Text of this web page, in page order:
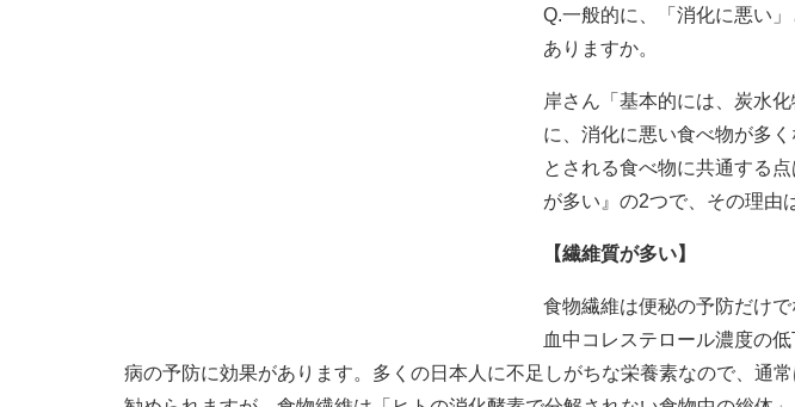
Q.一般的に、「消化に悪い
ありますか。
岸さん「基本的には、炭水
に、消化に悪い食べ物が多
とされる食べ物に共通する
が多い』の2つで、その理由
【繊維質が多い】
食物繊維は便秘の予防だけ
血中コレステロール濃度の
病の予防に効果があります。多くの日本人に不足しがちな栄養素なので、通